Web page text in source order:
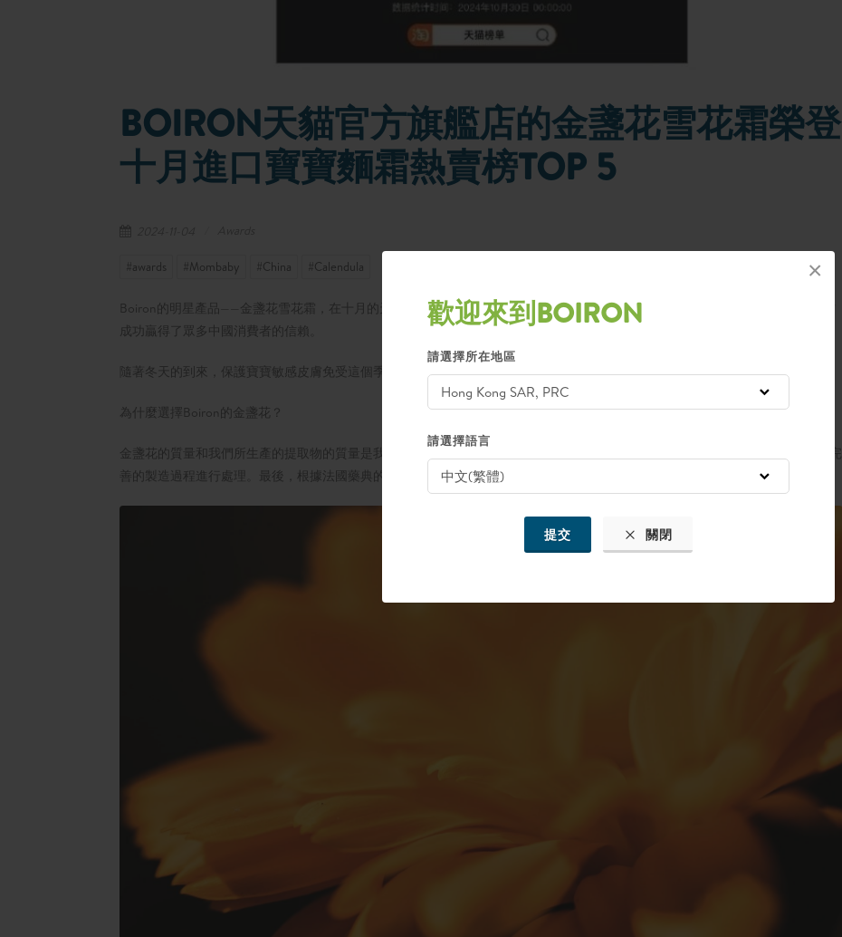
×
歡迎來到BOIRON
請選擇所在地區
請選擇語言
提交 關閉
BOIRON天貓官方旗艦店的金盞花雪花霜榮登
十月進口寶寶麵霜熱賣榜TOP 5
#awards #Mombaby #China #Calendula
Boiron的明星產品——金盞花雪花霜，在十月的天貓進口寶寶面霜熱賣榜中躋身前五。這款備受家長喜愛的產品，以其溫和的配方
成功贏得了眾多中國消費者的信賴。
隨著冬天的到來，保護寶寶敏感皮膚免受這個季節的乾燥空氣影響至關重要。金盞花以其舒緩，保濕和抗菌的特性而聞名。
為什麼選擇Boiron的金盞花？
金盞花的質量和我們所生產的提取物的質量是我們最關心的問題。一旦收到新鮮的金盞花將被立刻檢查，然後由專業團隊按照最完
善的製造過程進行處理。最後，根據法國藥典的標準對提取物進行分析以確保品質和有效性。